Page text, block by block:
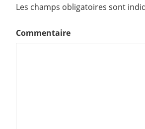
Les champs obligatoires sont
Commentaire